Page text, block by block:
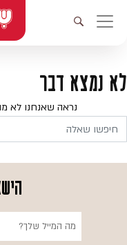
ניווטפתיחת חיפוש
עולמות האפיה
מתכונים
קטלוג המוצרים
שאלות ותשובות
החשבון שלי
היסטורית הזמנות
עדכן סיסמה
לא נמצא דבר
נראה שאנחנו לא